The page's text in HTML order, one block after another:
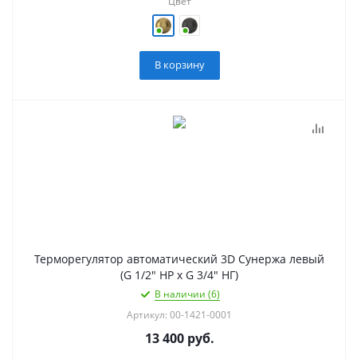
В корзину
Терморегулятор автоматический 3D Сунержа левый
(G 1/2" НР х G 3/4" НГ)
В наличии (6)
Артикул: 00-1421-0001
13 400руб.